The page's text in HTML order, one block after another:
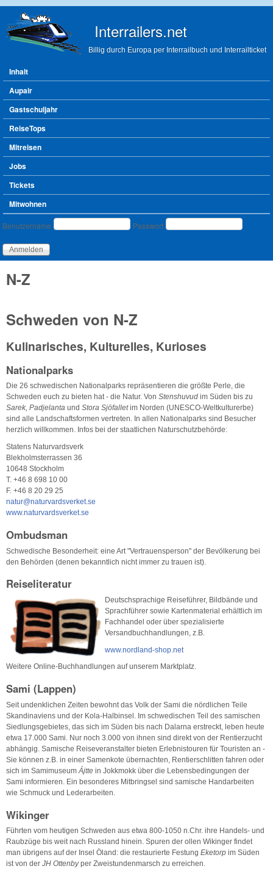
Interrailers.net
Billig durch Europa per Interrailbuch und Interrailticket
Hauptmenü
Inhalt
Aupair
Gastschuljahr
ReiseTops
Mitreisen
Jobs
Tickets
Mitwohnen
Benutzeranmeldung
Benutzername Passwort
N-Z
Schweden von N-Z
Kulinarisches, Kulturelles, Kurioses
Nationalparks
Die 26 schwedischen Nationalparks repräsentieren die größte Perle, die
Schweden euch zu bieten hat - die Natur. Von Stenshuvud im Süden bis zu
Sarek, Padjelanta und Stora Sjöfalletim Norden (UNESCO-Weltkulturerbe)
sind alle Landschaftsformen vertreten. In allen Nationalparks sind Besucher
herzlich willkommen. Infos bei der staatlichen Naturschutzbehörde:
Statens Naturvardsverk
Blekholmsterrassen 36
10648 Stockholm
T. +46 8 698 10 00
F. +46 8 20 29 25
natur@naturvardsverket.se
www.naturvardsverket.se
Ombudsman
Schwedische Besonderheit: eine Art "Vertrauensperson" der Bevölkerung bei
den Behörden (denen bekanntlich nicht immer zu trauen ist).
Reiseliteratur
Deutschsprachige Reiseführer, Bildbände und
Sprachführer sowie Kartenmaterial erhältlich im
Fachhandel oder über spezialisierte
Versandbuchhandlungen, z.B.
www.nordland-shop.net
Weitere Online-Buchhandlungen auf unserem Marktplatz.
Sami (Lappen)
Seit undenklichen Zeiten bewohnt das Volk der Sami die nördlichen Teile
Skandinaviens und der Kola-Halbinsel. Im schwedischen Teil des samischen
Siedlungsgebietes, das sich im Süden bis nach Dalarna erstreckt, leben heute
etwa 17.000 Sami. Nur noch 3.000 von ihnen sind direkt von der Rentierzucht
abhängig. Samische Reiseveranstalter bieten Erlebnistouren für Touristen an -
Sie können z.B. in einer Samenkote übernachten, Rentierschlitten fahren oder
sich im Samimuseum Ájtte in Jokkmokk über die Lebensbedingungen der
Sami informieren. Ein besonderes Mitbringsel sind samische Handarbeiten
wie Schmuck und Lederarbeiten.
Wikinger
Führten vom heutigen Schweden aus etwa 800-1050 n.Chr. ihre Handels- und
Raubzüge bis weit nach Russland hinein. Spuren der ollen Wikinger findet
man übrigens auf der Insel Öland: die restaurierte Festung Eketorp im Süden
ist von der JH Ottenbyper Zweistundenmarsch zu erreichen.